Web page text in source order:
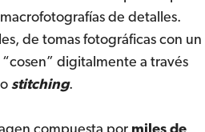
de detalles.
de tomas fotográficas con un
digitalmente a través
stitching.